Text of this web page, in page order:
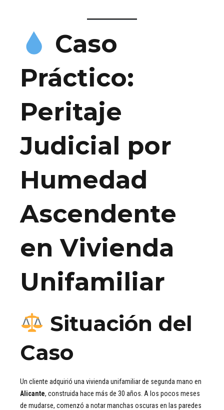
Caso
Práctico:
Peritaje
Judicial por
Humedad
Ascendente
en Vivienda
Unifamiliar
Situación del
Caso
Un cliente adquirió una vivienda unifamiliar de segunda mano en
Alicante, construida hace más de 30 años. A los pocos meses
de mudarse, comenzó a notar manchas oscuras en las paredes